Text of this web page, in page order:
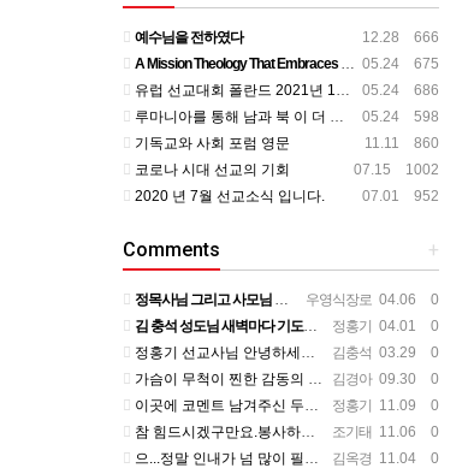
12.28 666
예수님을 전하였다
05.24 675
A Mission Theology That Embraces All Aspects of Human Life
05.24 686
유럽 선교대회 폴란드 2021년 11월
05.24 598
루마니아를 통해 남과 북 이 더 가까이
11.11 860
기독교와 사회 포럼 영문
07.15 1002
코로나 시대 선교의 기회
07.01 952
2020 년 7월 선교소식 입니다.
+
Comments
우영식장로 04.06 0
정목사님 그리고 사모님 뵌지가 벌써 2년정도 되는것 같습니다. 그동안도 주님 크신 사랑안에서 평안하시리라 믿…
정홍기 04.01 0
김 충석 성도님 새벽마다 기도하신 다는 소식에 큰 위로를 받습니다. 주님께 대한 사랑이라 생각 됩니다. 주님…
김충석 03.29 0
정홍기 선교사님 안녕하세요? 저는 수영로교회를 섬기는 김충석성도입니다. 국민은행에 근무하고 있구요. 지난번 …
김경아 09.30 0
가슴이 무척이 찐한 감동의 편지를 읽었습니다. 너무나 서로의 변함 없는 사랑을 본 받길 원합니다. 정말 예전…
정홍기 11.09 0
이곳에 코멘트 남겨주신 두분이 보고 싶군요. 일일히 소식 전하지 못함을 죄송하개 생각합니다.
조기태 11.06 0
참 힘드시겠구만요.봉사하는 맴버가 욕심을 부린다는거....언제나 그 마음이 변할려나.... 정말 스트레스 많…
김옥경 11.04 0
으...정말 인내가 넘 많이 필요하시겠어요... 들어와 보니 넘 좋은데...선교사님 옆에서 얘기 듣고 있는거…